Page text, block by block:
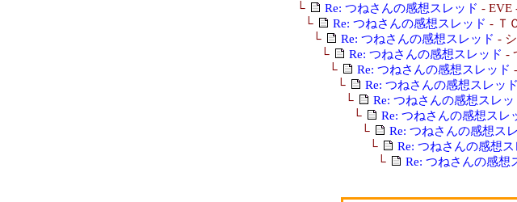
└
Re: つねさんの感想スレッド - EVE
└
Re: つねさんの感想スレッド - Ｔ
└
Re: つねさんの感想スレッド -
└
Re: つねさんの感想スレッド -
└
Re: つねさんの感想スレッド
└
Re: つねさんの感想スレッド
└
Re: つねさんの感想スレッ
└
Re: つねさんの感想スレ
└
Re: つねさんの感想ス
└
Re: つねさんの感想ス
└
Re: つねさんの感想